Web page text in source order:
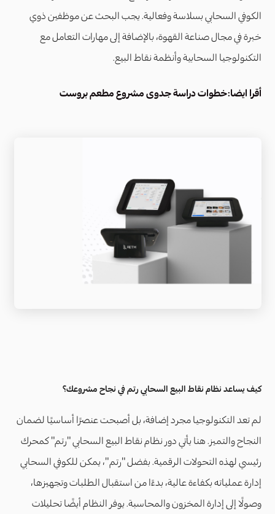
الكوفي السحابي بسلاسة وفعالية. يجب البحث عن موظفين ذوي
خبرة في مجال صناعة القهوة، بالإضافة إلى مهارات التعامل مع
التكنولوجيا السحابية وأنظمة نقاط البيع.
أقرا ايضا:خطوات دراسة جدوى مشروع مطعم بروست
كيف يساعد نظام نقاط البيع السحابي رتم في نجاح مشروعك؟
لم تعد التكنولوجيا مجرد إضافة، بل أصبحت عنصرًا أساسيًا لضمان
النجاح والتميز. هنا يأتي دور نظام نقاط البيع السحابي "رتم" كمحرك
رئيسي لهذه التحولات الرقمية. بفضل "رتم"، يمكن للكوفي السحابي
إدارة عملياته بكفاءة عالية، بدءًا من استقبال الطلبات وتجهيزها،
وصولًا إلى إدارة المخزون والمحاسبة. يوفر النظام أيضًا تحليلات